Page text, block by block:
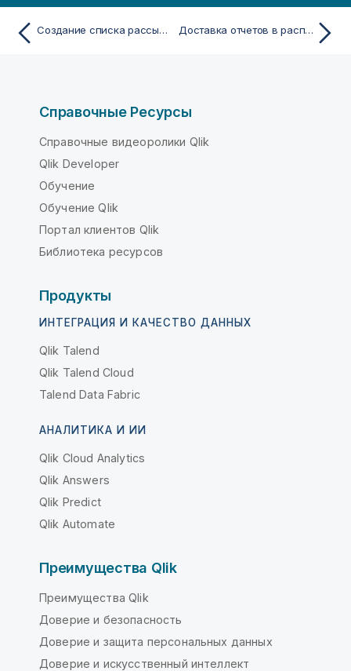
Создание списка рассылки для отчета Доставка отчетов в распределительную папку
Справочные Ресурсы
Справочные видеоролики Qlik
Qlik Developer
Обучение
Обучение Qlik
Портал клиентов Qlik
Библиотека ресурсов
Продукты
ИНТЕГРАЦИЯ И КАЧЕСТВО ДАННЫХ
Qlik Talend
Qlik Talend Cloud
Talend Data Fabric
АНАЛИТИКА И ИИ
Qlik Cloud Analytics
Qlik Answers
Qlik Predict
Qlik Automate
Преимущества Qlik
Преимущества Qlik
Доверие и безопасность
Доверие и защита персональных данных
Доверие и искусственный интеллект